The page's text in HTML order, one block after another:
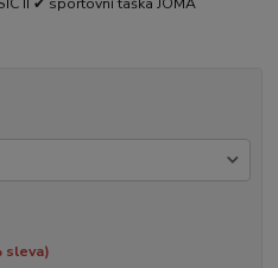
II ✔ sportovní taška JOMA
sleva)